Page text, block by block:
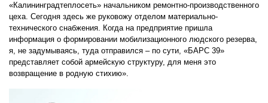
«Калининградтеплосеть» начальником ремонтно-производственного
цеха. Сегодня здесь же руковожу отделом материально-
технического снабжения. Когда на предприятие пришла
информация о формировании мобилизационного людского резерва,
я, не задумываясь, туда отправился – по сути, «БАРС 39»
представляет собой армейскую структуру, для меня это
возвращение в родную стихию».